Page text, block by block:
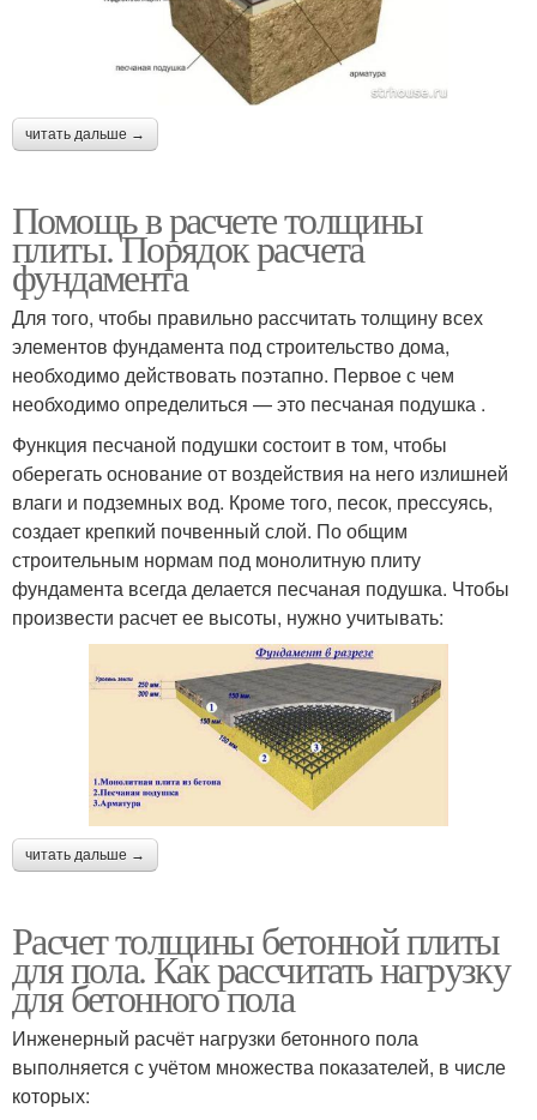
читать дальше →
Помощь в расчете толщины
плиты. Порядок расчета
фундамента
Для того, чтобы правильно рассчитать толщину всех
элементов фундамента под строительство дома,
необходимо действовать поэтапно. Первое с чем
необходимо определиться — это песчаная подушка .
Функция песчаной подушки состоит в том, чтобы
оберегать основание от воздействия на него излишней
влаги и подземных вод. Кроме того, песок, прессуясь,
создает крепкий почвенный слой. По общим
строительным нормам под монолитную плиту
фундамента всегда делается песчаная подушка. Чтобы
произвести расчет ее высоты, нужно учитывать:
читать дальше →
Расчет толщины бетонной плиты
для пола. Как рассчитать нагрузку
для бетонного пола
Инженерный расчёт нагрузки бетонного пола
выполняется с учётом множества показателей, в числе
которых: